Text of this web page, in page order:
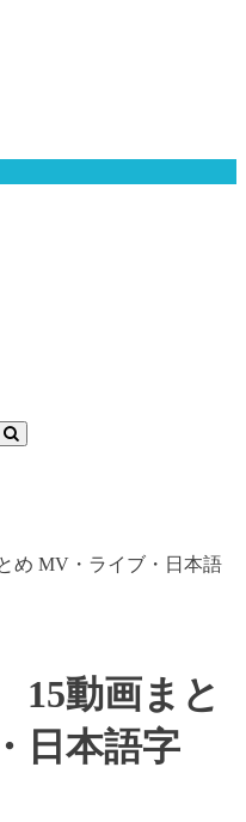
め MV・ライブ・日本語
15動画まと
日本語字